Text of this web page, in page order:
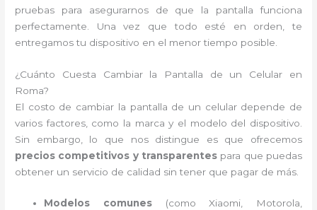
pruebas para asegurarnos de que la pantalla funciona
perfectamente. Una vez que todo esté en orden, te
entregamos tu dispositivo en el menor tiempo posible.
¿Cuánto Cuesta Cambiar la Pantalla de un Celular en
Roma?
El costo de cambiar la pantalla de un celular depende de
varios factores, como la marca y el modelo del dispositivo.
Sin embargo, lo que nos distingue es que ofrecemos
precios competitivos y transparentes para que puedas
obtener un servicio de calidad sin tener que pagar de más.
Modelos comunes(como Xiaomi, Motorola,